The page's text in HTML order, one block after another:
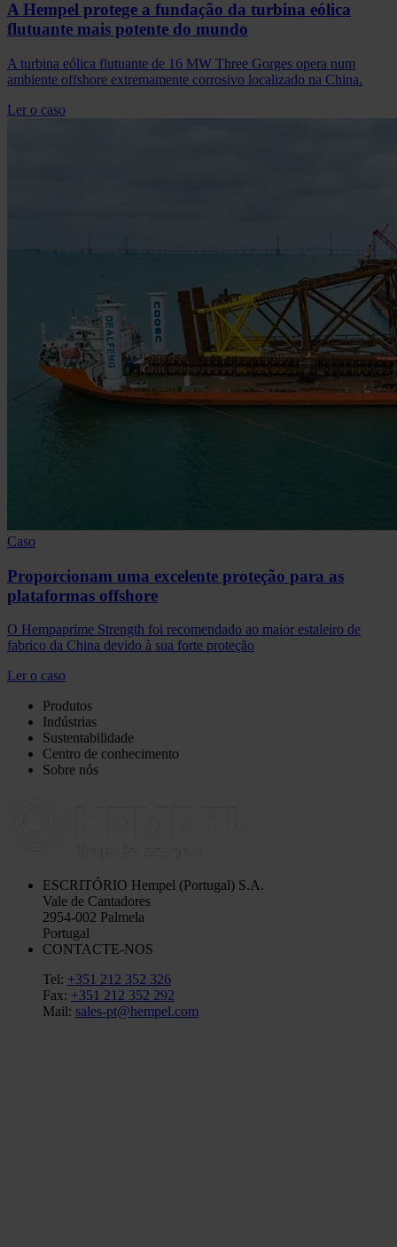
A Hempel protege a fundação da turbina eólica
flutuante mais potente do mundo
A turbina eólica flutuante de 16 MW Three Gorges opera num
ambiente offshore extremamente corrosivo localizado na China.
Ler o caso
Caso
Proporcionam uma excelente proteção para as
plataformas offshore
O Hempaprime Strength foi recomendado ao maior estaleiro de
fabrico da China devido à sua forte proteção
Ler o caso
Produtos
Indústrias
Sustentabilidade
Centro de conhecimento
Sobre nós
ESCRITÓRIO Hempel (Portugal) S.A.
Vale de Cantadores
2954-002 Palmela
Portugal
CONTACTE-NOS
Tel: +351 212 352 326
Fax: +351 212 352 292
Mail: sales-pt@hempel.com